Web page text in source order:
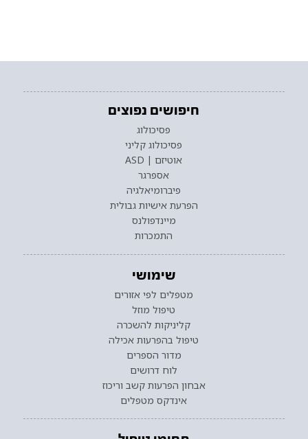
חיפושים נפוצים
פסיכולוג
פסיכולוג קליני
אוטיזם | ASD
אספרגר
פיברומיאלגיה
הפרעת אישיות גבולית
מיינדפולנס
התמכרות
שימושי
מטפלים לפי אזורים
טיפול מוזל
קליניקות להשכרה
טיפול בהפרעות אכילה
מדור הספרים
לוח דרושים
אבחון הפרעות קשב וריכוז
אינדקס מטפלים